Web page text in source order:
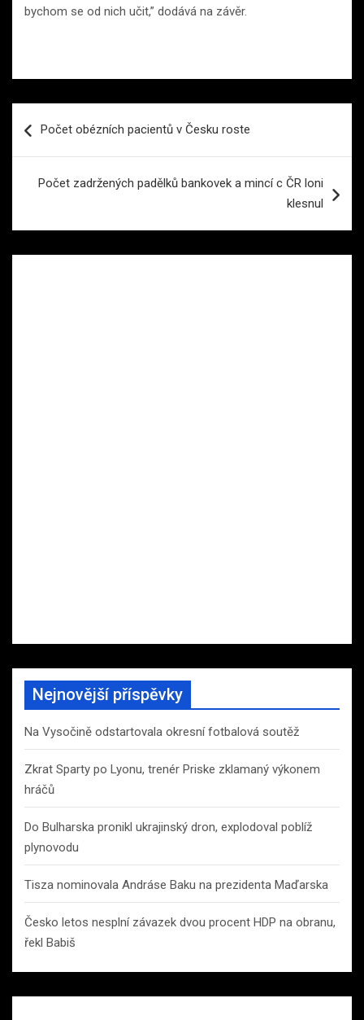
bychom se od nich učit,” dodává na závěr.
proPočet obézních pacientů v Česku roste
Počet zadržených padělků bankovek a mincí c ČR loni
klesnul
Nejnovější příspěvky
Na Vysočině odstartovala okresní fotbalová soutěž
Zkrat Sparty po Lyonu, trenér Priske zklamaný výkonem
hráčů
Do Bulharska pronikl ukrajinský dron, explodoval poblíž
plynovodu
Tisza nominovala Andráse Baku na prezidenta Maďarska
Česko letos nesplní závazek dvou procent HDP na obranu,
řekl Babiš